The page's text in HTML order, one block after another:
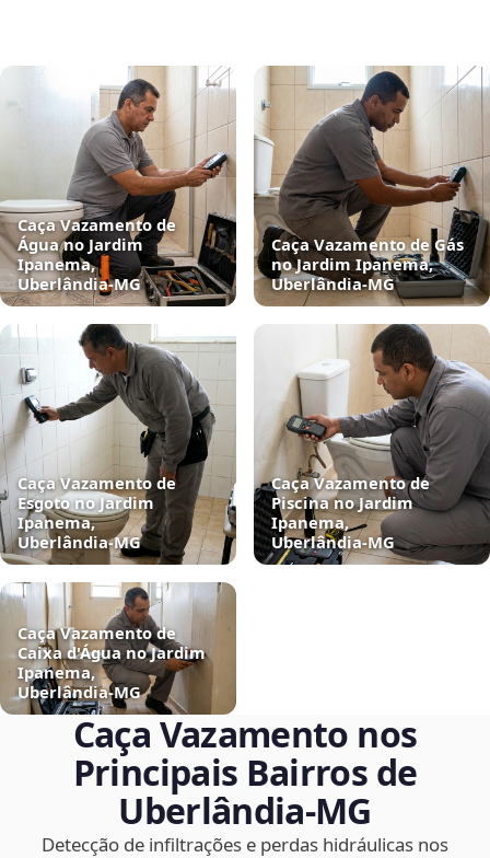
Caça Vazamento de
Água no Jardim
Ipanema,
Uberlândia‑MG
Caça Vazamento de Gás
no Jardim Ipanema,
Uberlândia‑MG
Caça Vazamento de
Esgoto no Jardim
Ipanema,
Uberlândia‑MG
Caça Vazamento de
Piscina no Jardim
Ipanema,
Uberlândia‑MG
Caça Vazamento de
Caixa d'Água no Jardim
Ipanema,
Uberlândia‑MG
Caça Vazamento nos
Principais Bairros de
Uberlândia‑MG
Detecção de infiltrações e perdas hidráulicas nos